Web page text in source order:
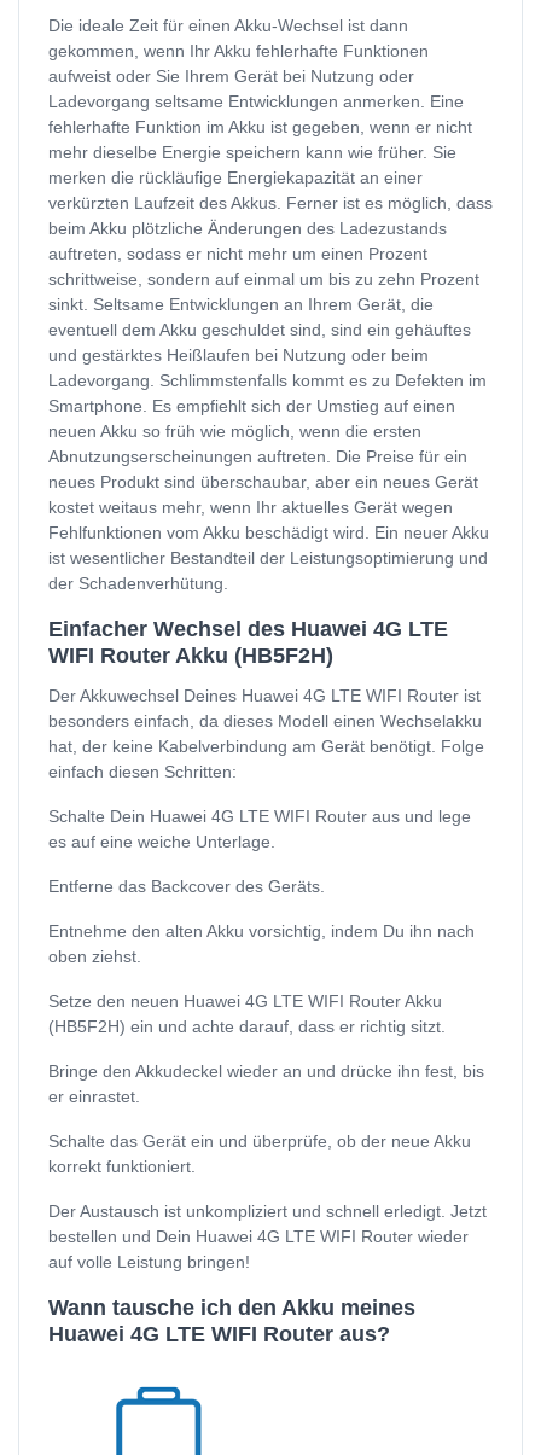
Die ideale Zeit für einen Akku-Wechsel ist dann
gekommen, wenn Ihr Akku fehlerhafte Funktionen
aufweist oder Sie Ihrem Gerät bei Nutzung oder
Ladevorgang seltsame Entwicklungen anmerken. Eine
fehlerhafte Funktion im Akku ist gegeben, wenn er nicht
mehr dieselbe Energie speichern kann wie früher. Sie
merken die rückläufige Energiekapazität an einer
verkürzten Laufzeit des Akkus. Ferner ist es möglich, dass
beim Akku plötzliche Änderungen des Ladezustands
auftreten, sodass er nicht mehr um einen Prozent
schrittweise, sondern auf einmal um bis zu zehn Prozent
sinkt. Seltsame Entwicklungen an Ihrem Gerät, die
eventuell dem Akku geschuldet sind, sind ein gehäuftes
und gestärktes Heißlaufen bei Nutzung oder beim
Ladevorgang. Schlimmstenfalls kommt es zu Defekten im
Smartphone. Es empfiehlt sich der Umstieg auf einen
neuen Akku so früh wie möglich, wenn die ersten
Abnutzungserscheinungen auftreten. Die Preise für ein
neues Produkt sind überschaubar, aber ein neues Gerät
kostet weitaus mehr, wenn Ihr aktuelles Gerät wegen
Fehlfunktionen vom Akku beschädigt wird. Ein neuer Akku
ist wesentlicher Bestandteil der Leistungsoptimierung und
der Schadenverhütung.
Einfacher Wechsel des Huawei 4G LTE
WIFI Router Akku (HB5F2H)
Der Akkuwechsel Deines Huawei 4G LTE WIFI Router ist
besonders einfach, da dieses Modell einen Wechselakku
hat, der keine Kabelverbindung am Gerät benötigt. Folge
einfach diesen Schritten:
Schalte Dein Huawei 4G LTE WIFI Router aus und lege
es auf eine weiche Unterlage.
Entferne das Backcover des Geräts.
Entnehme den alten Akku vorsichtig, indem Du ihn nach
oben ziehst.
Setze den neuen Huawei 4G LTE WIFI Router Akku
(HB5F2H) ein und achte darauf, dass er richtig sitzt.
Bringe den Akkudeckel wieder an und drücke ihn fest, bis
er einrastet.
Schalte das Gerät ein und überprüfe, ob der neue Akku
korrekt funktioniert.
Der Austausch ist unkompliziert und schnell erledigt. Jetzt
bestellen und Dein Huawei 4G LTE WIFI Router wieder
auf volle Leistung bringen!
Wann tausche ich den Akku meines
Huawei 4G LTE WIFI Router aus?